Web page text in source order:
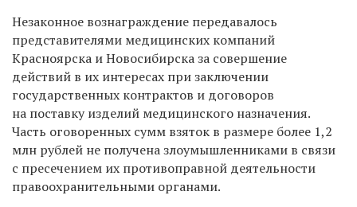
Незаконное вознаграждение передавалось
представителями медицинских компаний
Красноярска и Новосибирска за совершение
действий в их интересах при заключении
государственных контрактов и договоров
на поставку изделий медицинского назначения.
Часть оговоренных сумм взяток в размере более 1,2
млн рублей не получена злоумышленниками в связи
с пресечением их противоправной деятельности
правоохранительными органами.